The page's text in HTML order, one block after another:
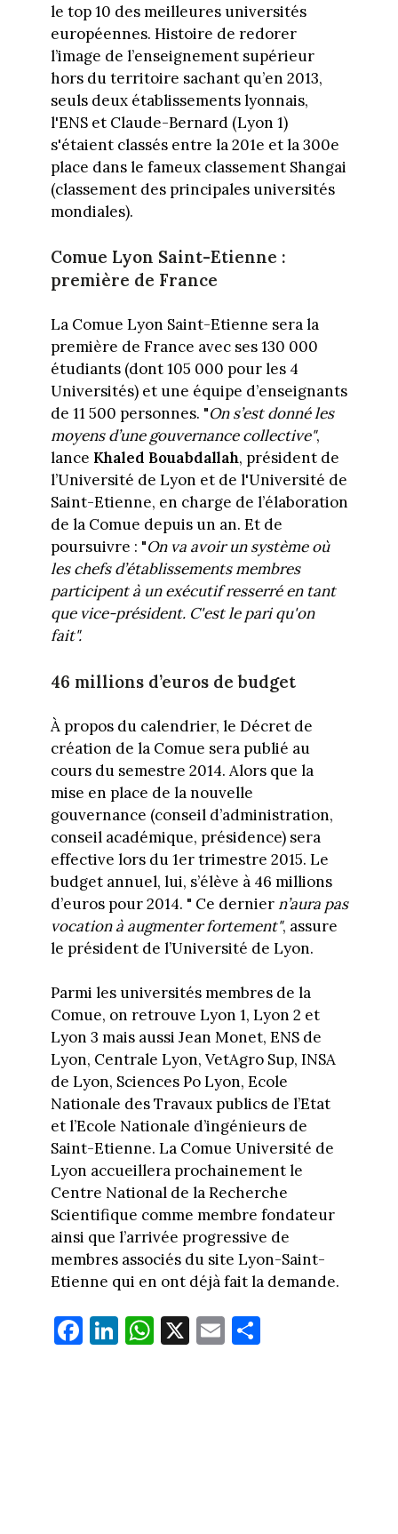
le top 10 des meilleures universités
européennes. Histoire de redorer
l’image de l’enseignement supérieur
hors du territoire sachant qu’en 2013,
seuls deux établissements lyonnais,
l'ENS et Claude-Bernard (Lyon 1)
s'étaient classés entre la 201e et la 300e
place dans le fameux classement Shangai
(classement des principales universités
mondiales).
Comue Lyon Saint-Etienne :
première de France
La Comue Lyon Saint-Etienne sera la
première de France avec ses 130 000
étudiants (dont 105 000 pour les 4
Universités) et une équipe d’enseignants
de 11 500 personnes. "On s’est donné les
moyens d’une gouvernance collective",
lance Khaled Bouabdallah, président de
l’Université de Lyon et de l'Université de
Saint-Etienne, en charge de l’élaboration
de la Comue depuis un an. Et de
poursuivre : "On va avoir un système où
les chefs d’établissements membres
participent à un exécutif resserré en tant
que vice-président. C'est le pari qu'on
fait".
46 millions d’euros de budget
À propos du calendrier, le Décret de
création de la Comue sera publié au
cours du semestre 2014. Alors que la
mise en place de la nouvelle
gouvernance (conseil d’administration,
conseil académique, présidence) sera
effective lors du 1er trimestre 2015. Le
budget annuel, lui, s’élève à 46 millions
d’euros pour 2014. " Ce derniern’aura pas
vocation à augmenter fortement", assure
le président de l’Université de Lyon.
Parmi les universités membres de la
Comue, on retrouve Lyon 1, Lyon 2 et
Lyon 3 mais aussi Jean Monet, ENS de
Lyon, Centrale Lyon, VetAgro Sup, INSA
de Lyon, Sciences Po Lyon, Ecole
Nationale des Travaux publics de l’Etat
et l’Ecole Nationale d’ingénieurs de
Saint-Etienne. La Comue Université de
Lyon accueillera prochainement le
Centre National de la Recherche
Scientifique comme membre fondateur
ainsi que l’arrivée progressive de
membres associés du site Lyon-Saint-
Etienne qui en ont déjà fait la demande.
Fa
ce
Li
nk
W
ha
X E
m
Pa